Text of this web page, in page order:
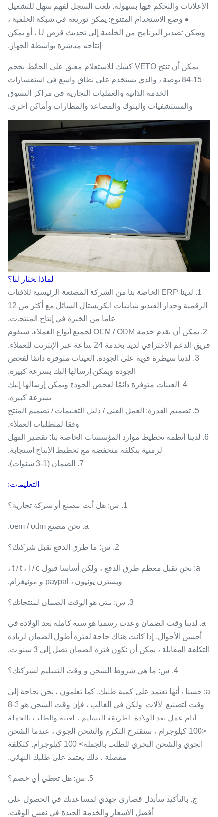
الإعلانات والتحكم فيها بسهولة. تلعب السجل لفهم سهل للتشغيل
● وضع الاستخدام المتنوع: يمكن توزيعه في شبكة الخلفية ،
ويمكن تصدير البرنامج من الخلفية إلى تحديث قرص U ، أو يمكن
إنتاجه مباشرة بواسطة الجهاز.
يمكن أن تنتج VETO كشك للاستعلام معلق على الحائط بحجم
15-84 بوصة ، والذي يستخدم على نطاق واسع في استفسارات
الخدمة الذاتية والعمليات التجارية في مراكز التسوق
والمستشفيات والبنوك والمصاعد والمطارات وأماكن أخرى.
لماذا تختار لنا؟
1. لدينا ERP الخاصة بنا من الشركة المصنعة الرئيسية للافتات
الرقمية وجدار الفيديو شاشات الكريستال السائل مع أكثر من 12
عاما من الخبرة في إنتاج المنتجات.
2. يمكن أن نقدم خدمة OEM / ODM لجميع أنواع العملاء. سيقوم
فريق الدعم الاحترافي لدينا بخدمة 24 ساعة عبر الإنترنت للعملاء.
3. لدينا سيطرة قوية على الجودة. العينات متوفرة دائمًا لفحص
الجودة ويمكن إرسالها إليك بسرعة كبيرة.
4. العينات متوفرة دائمًا لفحص الجودة ويمكن إرسالها إليك
بسرعة كبيرة.
5. تصميم القدرة: العمل الفني / دليل التعليمات / تصميم المنتج
وفقا لمتطلبات العملاء.
6. لدينا أنظمة تخطيط موارد المؤسسات الخاصة بنا: تقصير المهل
الزمنية بتكلفة منخفضة مع تخطيط الإنتاج استجابة.
7. الضمان (1-3 سنوات).
التعليمات:
1. س: هل أنت مصنع أو شركة تجارية؟
a: نحن مصنع oem / odm.
2. س: ما طرق الدفع تقبل شركتك؟
a: نحن نقبل معظم طرق الدفع ، ولكن أساسا قبول t / t ، l / c ،
ويسترن يونيون ، paypal و مونيغرام.
3. س: متى هو الوقت الضمان لمنتجاتك؟
a: لدينا وقت الضمان وعدت رسميا هو سنة كاملة بعد الولادة في
أحسن الأحوال. إذا كانت هناك حاجة لفترة أطول الضمان لزيادة
التكلفة المقابلة ، يمكن أن تكون فترة الضمان تصل إلى 3 سنوات.
4. س: ما هي شروط الشحن و وقت التسليم لشركتك؟
a: حسنا ، أنها تعتمد على كمية طلبك. كما تعلمون ، نحن بحاجة إلى
وقت لتصنيع الآلات. ولكن في الغالب ، فإن وقت الشحن هو 3-8
أيام عمل بعد الولادة. لطريقة التسليم ، لعينة والطلب بالجملة
<100 كيلوجرام ، سنقترح التكرم والشحن الجوي ، عندما الشحن
الجوي والشحن البحري للطلب بالجملة> 100 كيلوجرام. كتكلفة
مفصلة ، ذلك يعتمد على طلبك النهائي.
5. س: هل تعطي أي خصم؟
ج: بالتأكيد سأبذل قصارى جهدي لمساعدتك في الحصول على
أفضل الأسعار والخدمة الجيدة في نفس الوقت.